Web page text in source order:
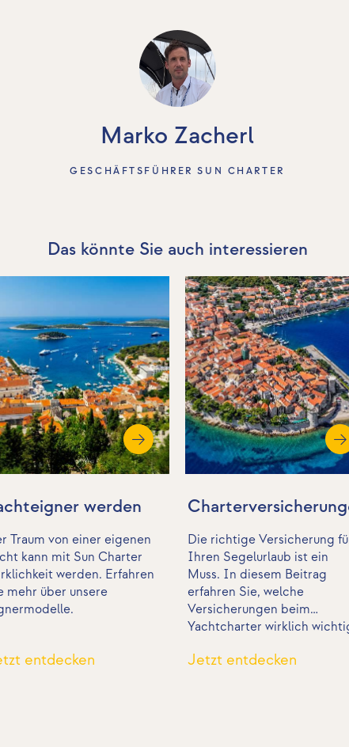
Marko Zacherl
GESCHÄFTSFÜHRER SUN CHARTER
Das könnte Sie auch interessieren
werden
Traum von einer eigenen
kann mit Sun Charter
werden. Erfahren
mehr über unsere
entdecken
Die richtige Versicherung
Ihren Segelurlaub ist ein
Muss. In diesem Beitrag
erfahren Sie, welche
Versicherungen beim
Yachtcharter wirklich
Jetzt entdecken